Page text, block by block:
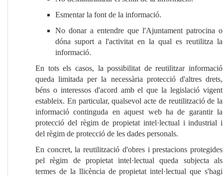
Esmentar la font de la informació.
No donar a entendre que l'Ajuntament patrocina o
dóna suport a l'activitat en la qual es reutilitza la
informació.
En tots els casos, la possibilitat de reutilitzar informació
queda limitada per la necessària protecció d'altres drets,
béns o interessos d'acord amb el que la legislació vigent
estableix. En particular, qualsevol acte de reutilització de la
informació continguda en aquest web ha de garantir la
protecció del règim de propietat intel·lectual i industrial i
del règim de protecció de les dades personals.
En concret, la reutilització d'obres i prestacions protegides
pel règim de propietat intel·lectual queda subjecta als
termes de la llicència de propietat intel·lectual que s'hagi